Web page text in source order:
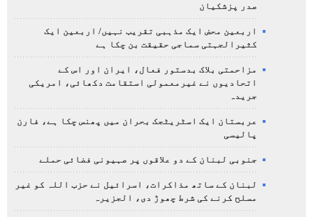
صدر پزشکیان
اربعین محض ایک مذہبی تقریب نہیں/ اربعین ایک
کثیرالجہتی سماجی حقیقت بن چکا ہے
مزاحمتی بلاک بدستور فعال، ایران اور اس کے
اتحادیوں نے غیرمعمولی استقامت دکھائی، امریکی
جریدہ
عربستان ایک اسٹریٹجک بحران میں پھنس چکا ہے، فارن
پالیسی
جنوبی لبنان کے دو علاقوں پر صہیونی فضائی حملے
لبنان کے ساتھ مذاکرات، اسرائیل نے حزب اللہ کو غیر
مسلح کرنے کی شرط چھوڑ دی، الجزیرہ